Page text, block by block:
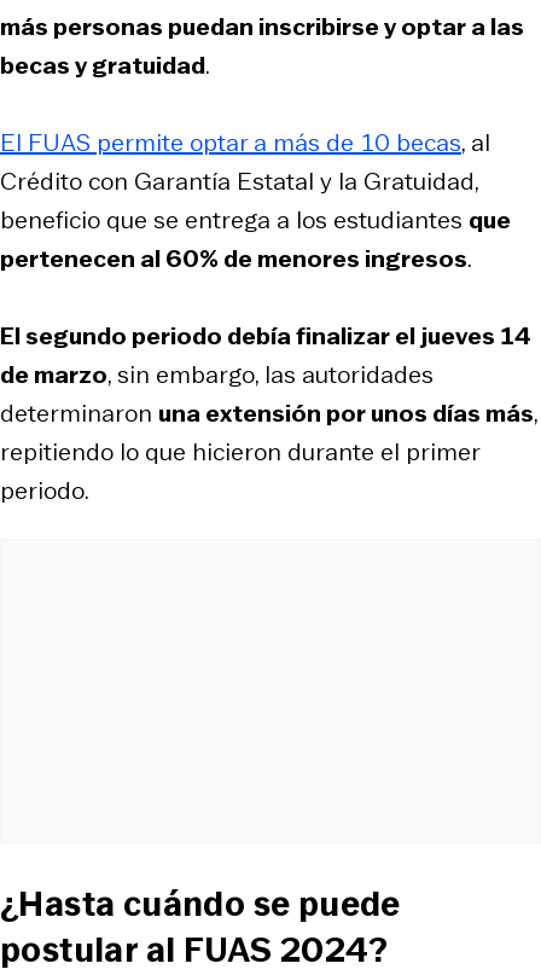
más personas puedan inscribirse y optar a las
becas y gratuidad.
El FUAS permite optar a más de 10 becas, al
Crédito con Garantía Estatal y la Gratuidad,
beneficio que se entrega a los estudiantes que
pertenecen al 60% de menores ingresos.
El segundo periodo debía finalizar el jueves 14
de marzo, sin embargo, las autoridades
determinaron una extensión por unos días más,
repitiendo lo que hicieron durante el primer
periodo.
¿Hasta cuándo se puede
postular al FUAS 2024?